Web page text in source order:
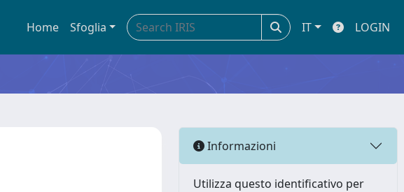
Home Sfoglia IT LOGIN
Informazioni
Utilizza questo identificativo per